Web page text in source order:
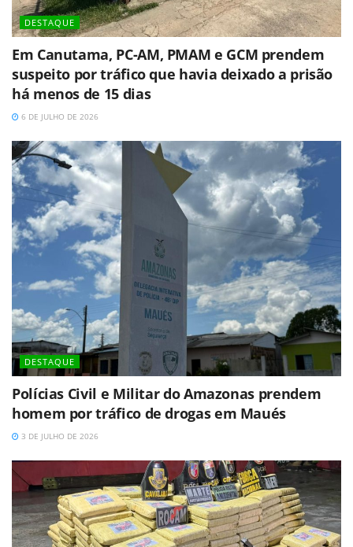
DESTAQUE
Em Canutama, PC-AM, PMAM e GCM prendem
suspeito por tráfico que havia deixado a prisão
há menos de 15 dias
6 DE JULHO DE 2026
DESTAQUE
Polícias Civil e Militar do Amazonas prendem
homem por tráfico de drogas em Maués
3 DE JULHO DE 2026